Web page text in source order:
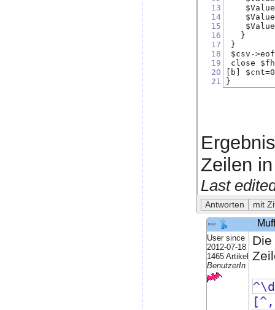
13
14
15
16
17
18
19
20
21
   }
}
$csv-
close
[b]
}
Zeilen
Last
User since
2012-07-18
1465 Artikel
BenutzerIn